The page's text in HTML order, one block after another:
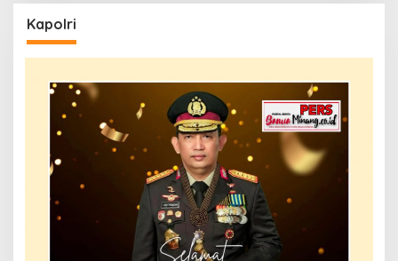
Kapolri